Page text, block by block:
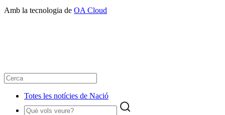
Amb la tecnologia de OA Cloud
Totes les notícies de Nació